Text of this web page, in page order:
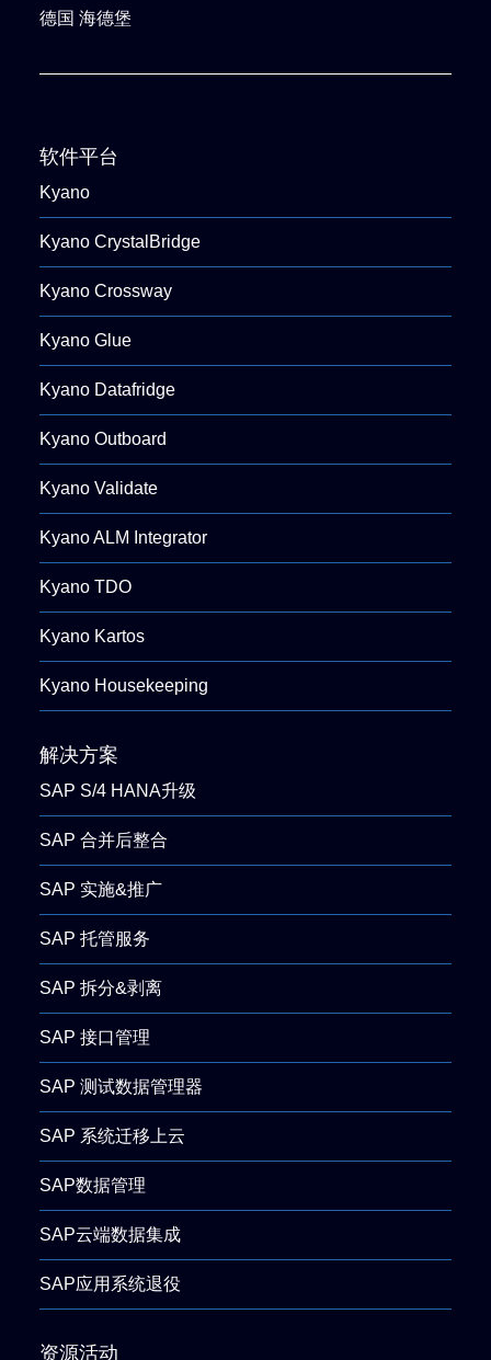
德国 海德堡
软件平台
Kyano
Kyano CrystalBridge
Kyano Crossway
Kyano Glue
Kyano Datafridge
Kyano Outboard
Kyano Validate
Kyano ALM Integrator
Kyano TDO
Kyano Kartos
Kyano Housekeeping
解决方案
SAP S/4 HANA升级
SAP 合并后整合
SAP 实施&推广
SAP 托管服务
SAP 拆分&剥离
SAP 接口管理
SAP 测试数据管理器
SAP 系统迁移上云
SAP数据管理
SAP云端数据集成
SAP应用系统退役
资源活动